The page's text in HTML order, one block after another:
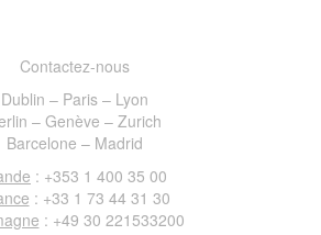
Contactez-nous
Dublin – Paris – Lyon
– Genève – Zurich
Barcelone – Madrid
: +353 1 400 35 00
: +33 1 73 44 31 30
: +49 30 221533200